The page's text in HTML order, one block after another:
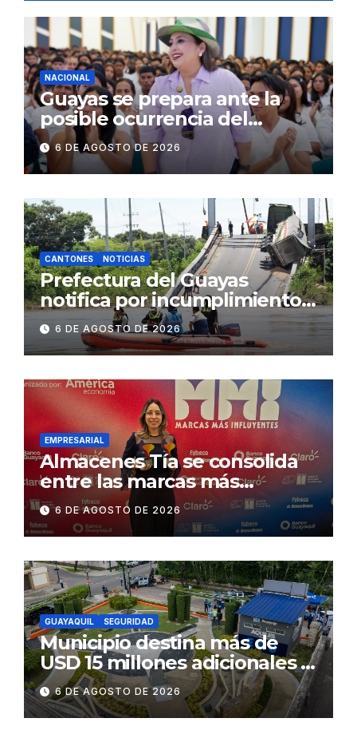
NACIONAL
Guayas se prepara ante la
posible ocurrencia del
fenómeno de El Niño:
Gobierno Nacional capacita a
2.500 jóvenes
6 DE AGOSTO DE 2026
CANTONES NOTICIAS
Prefectura del Guayas
notifica por incumplimiento
contractual a la
Concesionaria CONORTE y
exige celeridad en
desmontaje del puente
Gonzalo Icaza Cornejo, en
Daule
6 DE AGOSTO DE 2026
EMPRESARIAL
Almacenes Tía se consolida
entre las marcas más
influyentes del Ecuador
6 DE AGOSTO DE 2026
GUAYAQUIL SEGURIDAD
Municipio destina más de
USD 15 millones adicionales a
SEGURA EP para fortalecer la
seguridad ciudadana
6 DE AGOSTO DE 2026